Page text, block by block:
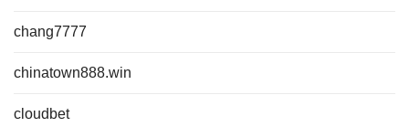
chang7777
chinatown888.win
cloudbet